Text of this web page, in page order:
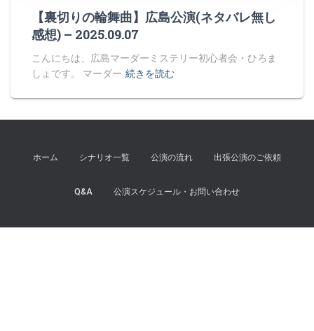
【裏切りの輪舞曲】広島公演(ネタバレ無し
感想) – 2025.09.07
こんにちは、広島マーダーミステリー初心者会・ひろま
しょです。 マーダー 続きを読む
ホーム シナリオ一覧 公演の流れ 出張公演のご依頼
Q&A 公演スケジュール・お問い合わせ